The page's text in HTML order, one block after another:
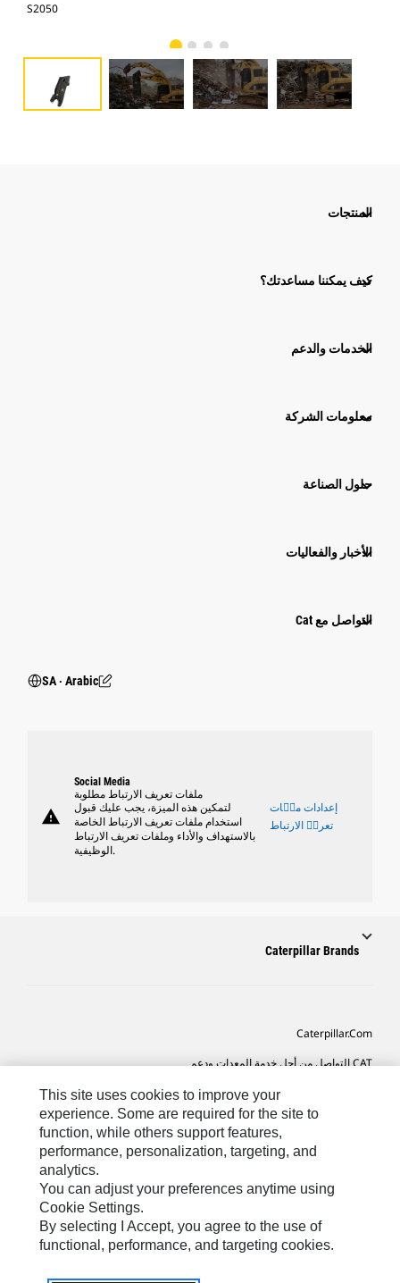
S2050
المنتجات
كيف يمكننا مساعدتك؟
الخدمات والدعم
معلومات الشركة
حلول الصناعة
الأخبار والفعاليات
التواصل مع Cat
SA ‧ Arabic
warning
Social Media
ملفات تعريف الارتباط مطلوبة
لتمكين هذه الميزة، يجب عليك قبول
استخدام ملفات تعريف الارتباط الخاصة
بالاستهداف والأداء وملفات تعريف الارتباط
الوظيفية.
إعدادات ملٝات
تعريٝ الارتباط
Caterpillar Brands
Caterpillar.com
CAT التواصل من أجل خدمة المعدات ودعم
تفضيلات التسويق الخاصة بي
خريطة الموقع
Cookie Settings
This site uses cookies to improve your
experience. Some are required for the site to
function, while others support features,
performance, personalization, targeting, and
analytics.
You can adjust your preferences anytime using
Cookie Settings.
By selecting I Accept, you agree to the use of
functional, performance, and targeting cookies.